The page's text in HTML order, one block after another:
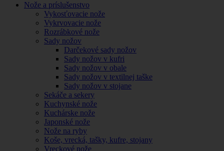
Nože a príslušenstvo
Vykosťovacie nože
Vykrvovacie nože
Rozrábkové nože
Sady nožov
Darčekové sady nožov
Sady nožov v kufri
Sady nožov v obale
Sady nožov v textilnej taške
Sady nožov v stojane
Sekáče a sekery
Kuchynské nože
Kuchárske nože
Japonské nože
Nože na ryby
Koše, vrecká, tašky, kufre, stojany
Vreckové nože